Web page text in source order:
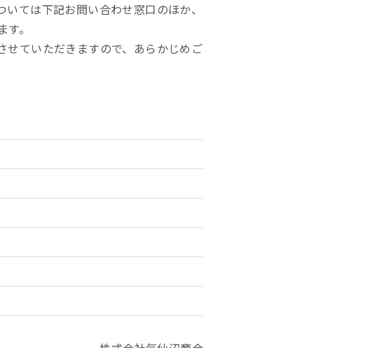
ては下記お問い合わせ窓口のほか、
。
せていただきますので、あらかじめご